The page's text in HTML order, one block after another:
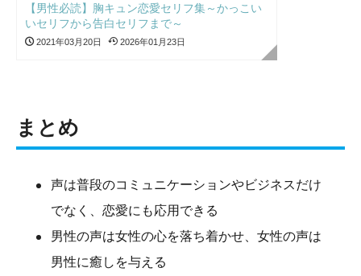
【男性必読】胸キュン恋愛セリフ集～かっこい
いセリフから告白セリフまで～
2021年03月20日 2026年01月23日
まとめ
声は普段のコミュニケーションやビジネスだけ
でなく、恋愛にも応用できる
男性の声は女性の心を落ち着かせ、女性の声は
男性に癒しを与える